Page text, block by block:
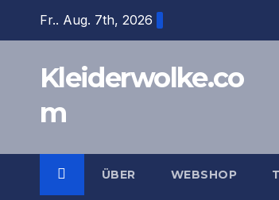
Fr.. Aug. 7th, 2026
Kleiderwolke.co
m
ÜBER WEBSHOP